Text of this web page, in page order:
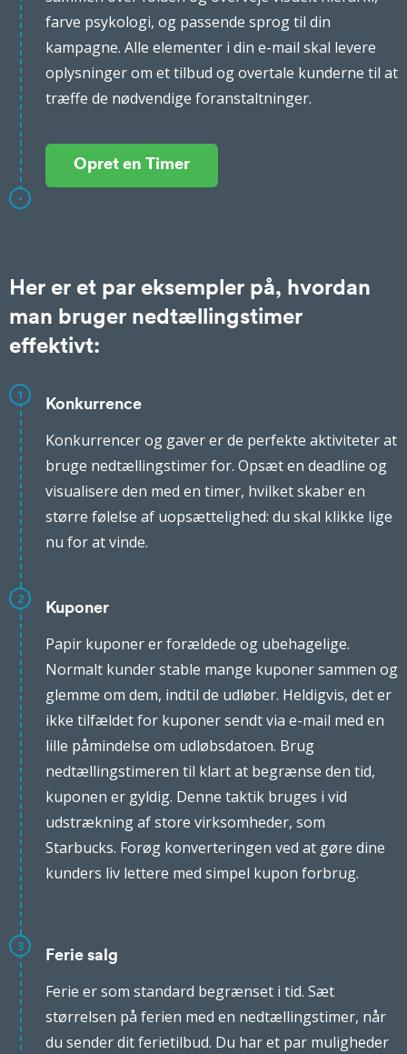
farve psykologi, og passende sprog til din
kampagne. Alle elementer i din e-mail skal levere
oplysninger om et tilbud og overtale kunderne til at
træffe de nødvendige foranstaltninger.
Opret en Timer
Her er et par eksempler på, hvordan
man bruger nedtællingstimer
effektivt:
1
Konkurrence
Konkurrencer og gaver er de perfekte aktiviteter at
bruge nedtællingstimer for. Opsæt en deadline og
visualisere den med en timer, hvilket skaber en
større følelse af uopsættelighed: du skal klikke lige
nu for at vinde.
2
Kuponer
Papir kuponer er forældede og ubehagelige.
Normalt kunder stable mange kuponer sammen og
glemme om dem, indtil de udløber. Heldigvis, det er
ikke tilfældet for kuponer sendt via e-mail med en
lille påmindelse om udløbsdatoen. Brug
nedtællingstimeren til klart at begrænse den tid,
kuponen er gyldig. Denne taktik bruges i vid
udstrækning af store virksomheder, som
Starbucks. Forøg konverteringen ved at gøre dine
kunders liv lettere med simpel kupon forbrug.
3
Ferie salg
Ferie er som standard begrænset i tid. Sæt
størrelsen på ferien med en nedtællingstimer, når
du sender dit ferietilbud. Du har et par muligheder